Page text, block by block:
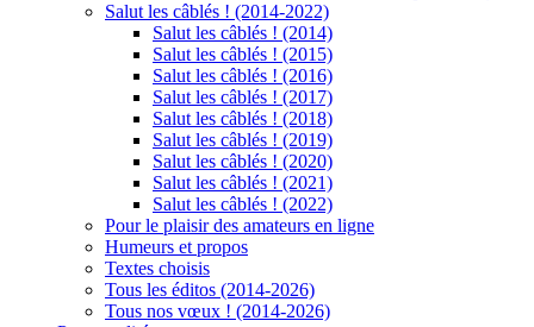
Salut les câblés ! (2014-2022)
Salut les câblés ! (2014)
Salut les câblés ! (2015)
Salut les câblés ! (2016)
Salut les câblés ! (2017)
Salut les câblés ! (2018)
Salut les câblés ! (2019)
Salut les câblés ! (2020)
Salut les câblés ! (2021)
Salut les câblés ! (2022)
Pour le plaisir des amateurs en ligne
Humeurs et propos
Textes choisis
Tous les éditos (2014-2026)
Tous nos vœux ! (2014-2026)